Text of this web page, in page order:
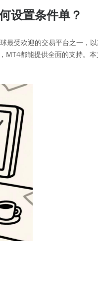
设置条件单？
受欢迎的交易平台之一，
MT4都能提供全面的支持。